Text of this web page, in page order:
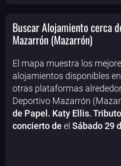
Buscar Alojamiento cerca
Mazarrón (Mazarrón)
El mapa muestra los
alojamientos disponibles
otras plataformas
Deportivo Mazarrón
de Papel. Katy Ellis.
concierto de el Sábado 29